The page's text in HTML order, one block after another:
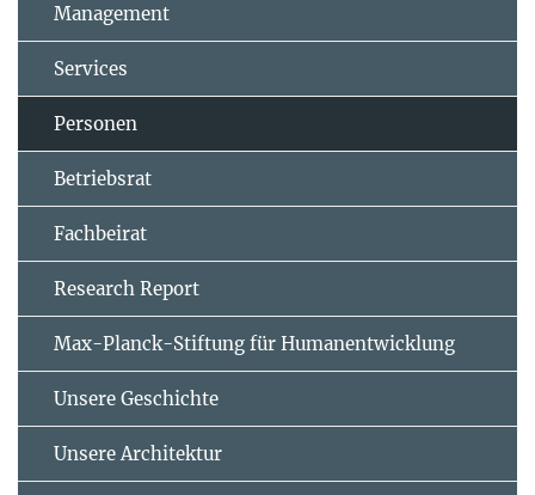
Management
Services
Personen
Betriebsrat
Fachbeirat
Research Report
Max-Planck-Stiftung für Humanentwicklung
Unsere Geschichte
Unsere Architektur